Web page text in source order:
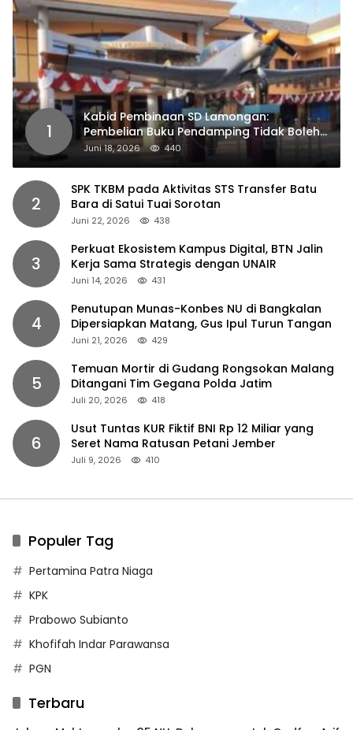
1
Kabid Pembinaan SD Lamongan:
Pembelian Buku Pendamping Tidak Boleh
Dipaksakan
Juni 18, 2026 440
2
SPK TKBM pada Aktivitas STS Transfer Batu
Bara di Satui Tuai Sorotan
Juni 22, 2026 438
3
Perkuat Ekosistem Kampus Digital, BTN Jalin
Kerja Sama Strategis dengan UNAIR
Juni 14, 2026 431
4
Penutupan Munas-Konbes NU di Bangkalan
Dipersiapkan Matang, Gus Ipul Turun Tangan
Juni 21, 2026 429
5
Temuan Mortir di Gudang Rongsokan Malang
Ditangani Tim Gegana Polda Jatim
Juli 20, 2026 418
6
Usut Tuntas KUR Fiktif BNI Rp 12 Miliar yang
Seret Nama Ratusan Petani Jember
Juli 9, 2026 410
Populer Tag
Pertamina Patra Niaga
KPK
Prabowo Subianto
Khofifah Indar Parawansa
PGN
Terbaru